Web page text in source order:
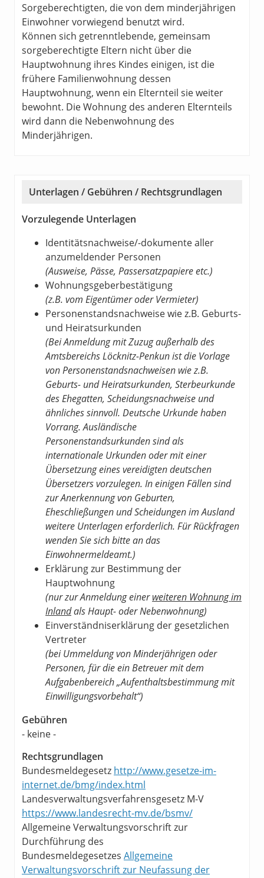
Sorgeberechtigten, die von dem minderjährigen
Einwohner vorwiegend benutzt wird.
Können sich getrenntlebende, gemeinsam
sorgeberechtigte Eltern nicht über die
Hauptwohnung ihres Kindes einigen, ist die
frühere Familienwohnung dessen
Hauptwohnung, wenn ein Elternteil sie weiter
bewohnt. Die Wohnung des anderen Elternteils
wird dann die Nebenwohnung des
Minderjährigen.
Unterlagen / Gebühren / Rechtsgrundlagen
Vorzulegende Unterlagen
Identitätsnachweise/-dokumente aller
anzumeldender Personen
(Ausweise, Pässe, Passersatzpapiere etc.)
Wohnungsgeberbestätigung
(z.B. vom Eigentümer oder Vermieter)
Personenstandsnachweise wie z.B. Geburts-
und Heiratsurkunden
(Bei Anmeldung mit Zuzug außerhalb des
Amtsbereichs Löcknitz-Penkun ist die Vorlage
von Personenstandsnachweisen wie z.B.
Geburts- und Heiratsurkunden, Sterbeurkunde
des Ehegatten, Scheidungsnachweise und
ähnliches sinnvoll. Deutsche Urkunde haben
Vorrang. Ausländische
Personenstandsurkunden sind als
internationale Urkunden oder mit einer
Übersetzung eines vereidigten deutschen
Übersetzers vorzulegen. In einigen Fällen sind
zur Anerkennung von Geburten,
Eheschließungen und Scheidungen im Ausland
weitere Unterlagen erforderlich. Für Rückfragen
wenden Sie sich bitte an das
Einwohnermeldeamt.)
Erklärung zur Bestimmung der
Hauptwohnung
(nur zur Anmeldung einerweiteren Wohnung im
Inlandals Haupt- oder Nebenwohnung)
Einverständniserklärung der gesetzlichen
Vertreter
(bei Ummeldung von Minderjährigen oder
Personen, für die ein Betreuer mit dem
Aufgabenbereich „Aufenthaltsbestimmung mit
Einwilligungsvorbehalt“)
Gebühren
- keine -
Rechtsgrundlagen
Bundesmeldegesetz http://www.gesetze-im-
internet.de/bmg/index.html
Landesverwaltungsverfahrensgesetz M-V
https://www.landesrecht-mv.de/bsmv/
Allgemeine Verwaltungsvorschrift zur
Durchführung des
Bundesmeldegesetzes Allgemeine
Verwaltungsvorschrift zur Neufassung der